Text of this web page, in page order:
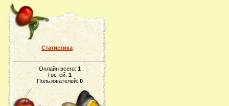
Статистика
Онлайн всего: 1
Гостей: 1
Пользователей: 0